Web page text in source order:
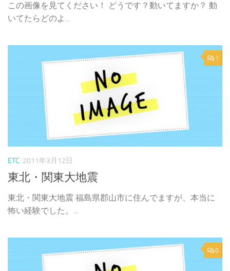
この画像を見てください！ どうです？動いてますか？ 動
いてたらどのよ...
1
ETC 2011年3月12日
東北・関東大地震
東北・関東大地震 福島県郡山市に住んでますが、本当に
怖い経験でした。...
0